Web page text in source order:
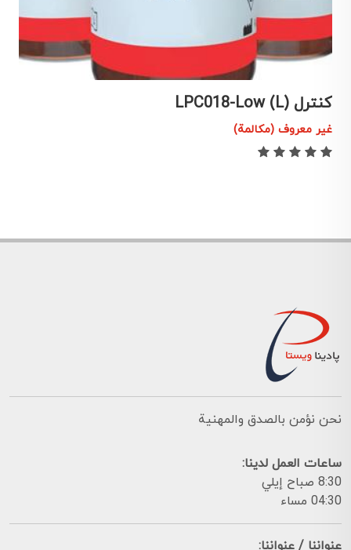
کنترل LPC018-Low (L)
غير معروف (مكالمة)
نحن نؤمن بالصدق والمهنية
ساعات العمل لدينا:
8:30 صباح إيلي
04:30 مساء
عنواننا / عنواننا: